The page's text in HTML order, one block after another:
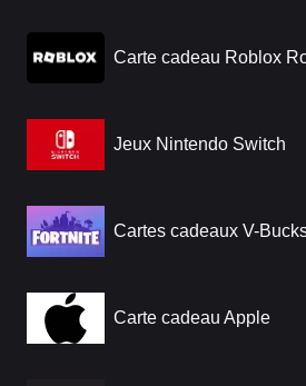
Carte cadeau Roblox
Jeux Nintendo Switch
Cartes cadeaux V-
Carte cadeau Apple